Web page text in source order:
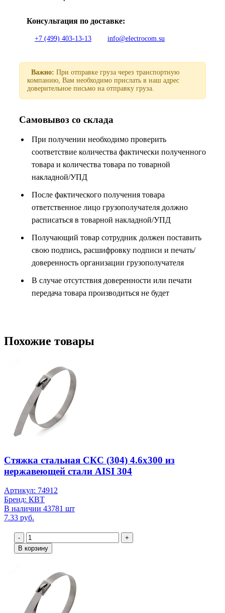
Консультация по доставке:
+7 (499) 403-13-13 info@electrocom.su
Важно: При отправке груза через транспортную
компанию, Вам необходимо прислать в наш адрес
доверительное письмо на отправку груза.
Самовывоз со склада
При получении необходимо проверить
соответствие количества фактически полученного
товара и количества товара по товарной
накладной/УПД
После фактического получения товара
ответственное лицо грузополучателя должно
расписаться в товарной накладной/УПД
Получающий товар сотрудник должен поставить
свою подпись, расшифровку подписи и печать/
доверенность организации грузополучателя
В случае отсутствия доверенности или печати
передача товара производиться не будет
Похожие товары
Стяжка стальная СКС (304) 4.6х300 из
нержавеющей стали AISI 304
Артикул: 74912
Бренд: КВТ
В наличии 43781 шт
7.33 руб.
-
+
В корзину